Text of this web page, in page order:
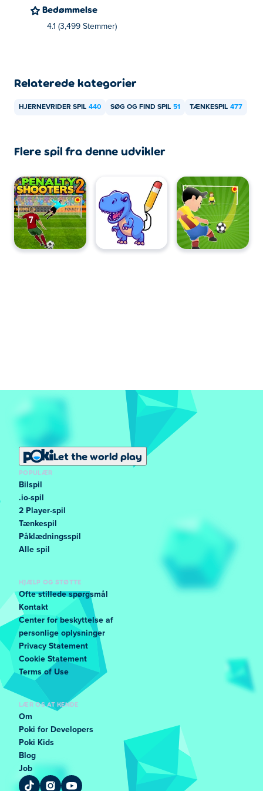
Detective Loupe Puzzle 2 kan spilles på din computer og
mobile enheder som telefoner og tablets.
Bedømmelse
4.1 (3,499 Stemmer)
Relaterede kategorier
HJERNEVRIDER SPIL 440 SØG OG FIND SPIL 51 TÆNKESPIL 477
Flere spil fra denne udvikler
Let the world play
POPULÆR
Bilspil
.io-spil
2 Player-spil
Tænkespil
Påklædningsspil
Alle spil
HJÆLP OG STØTTE
Ofte stillede spørgsmål
Kontakt
Center for beskyttelse af
personlige oplysninger
Privacy Statement
Cookie Statement
Terms of Use
LÆR OS AT KENDE
Om
Poki for Developers
Poki Kids
Blog
Job